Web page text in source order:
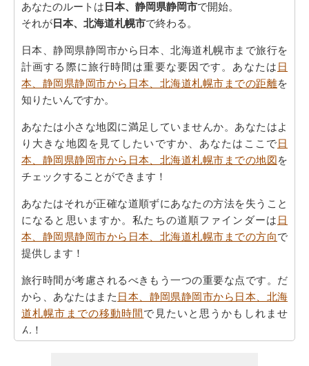
あなたのルートは 日本、静岡県静岡市で開始。
それが 日本、北海道札幌市で終わる。
日本、静岡県静岡市から日本、北海道札幌市まで旅行を
計画する際に旅行時間は重要な要因です。あなたは 日
本、静岡県静岡市から日本、北海道札幌市までの距離を
知りたいんですか。
あなたは小さな地図に満足していませんか。あなたはよ
り大きな地図を見てしたいですか、あなたはここで日
本、静岡県静岡市から日本、北海道札幌市までの地図を
チェックすることができます！
あなたはそれが正確な道順ずにあなたの方法を失うこと
になると思いますか。私たちの道順ファインダーは 日
本、静岡県静岡市から日本、北海道札幌市までの方向で
提供します！
旅行時間が考慮されるべきもう一つの重要な点です。だ
から、あなたはまた 日本、静岡県静岡市から日本、北海
道札幌市までの移動時間で見たいと思うかもしれませ
ん！